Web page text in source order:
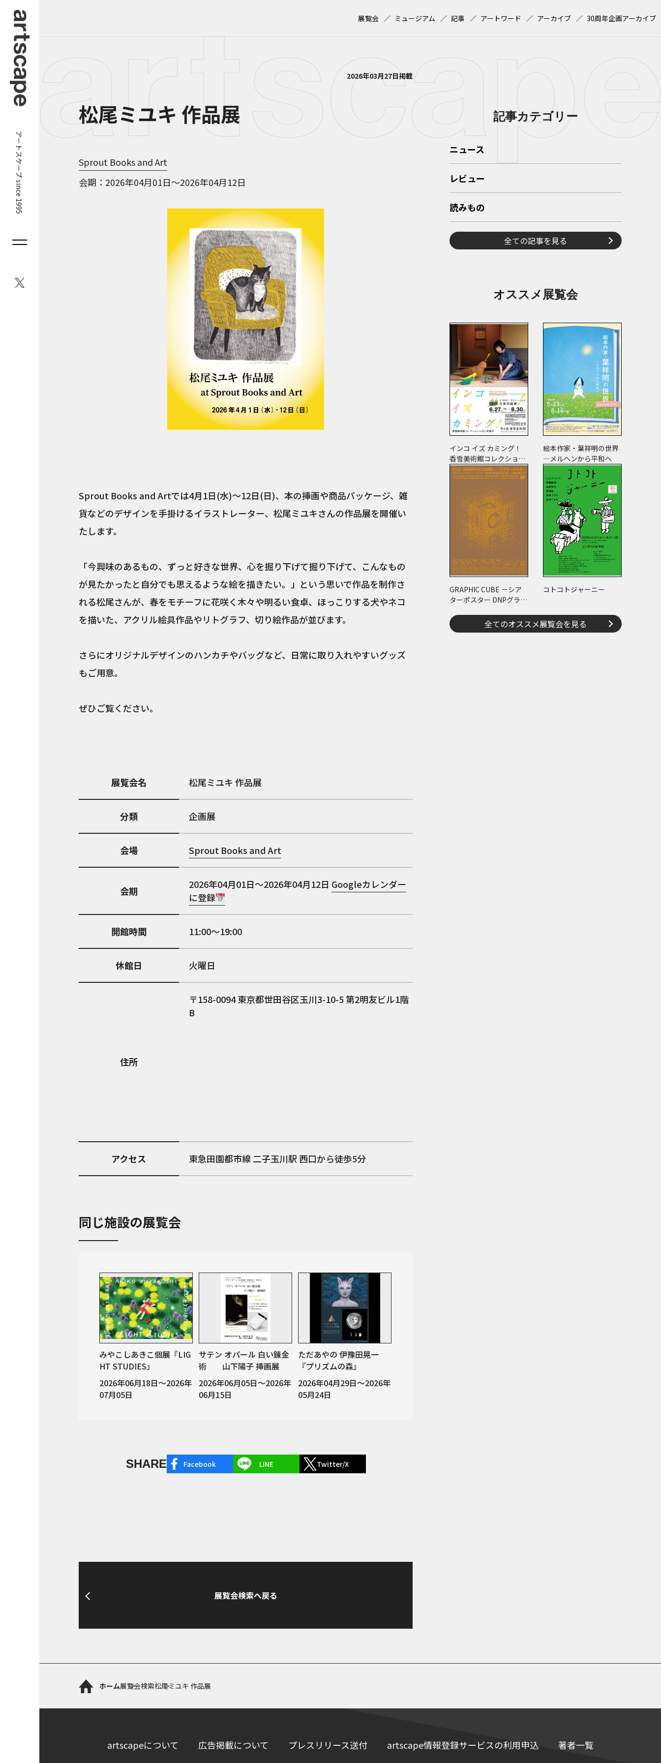
アートスケープ since 1995
展覧会 ミュージアム 記事 アートワード アーカイブ 30周年企画アーカイブ
2026年03月27日掲載
松尾ミユキ 作品展
Sprout Books and Art
会期
2026年04月01日～2026年04月12日
Sprout Books and Artでは4月1日(水)～12日(日)、本の挿画や商品パッケージ、雑
貨などのデザインを手掛けるイラストレーター、松尾ミユキさんの作品展を開催い
たします。
「今興味のあるもの、ずっと好きな世界、心を掘り下げて掘り下げて、こんなもの
が見たかったと自分でも思えるような絵を描きたい。」という思いで作品を制作さ
れる松尾さんが、春をモチーフに花咲く木々や明るい食卓、ほっこりする犬やネコ
を描いた、アクリル絵具作品やリトグラフ、切り絵作品が並びます。
さらにオリジナルデザインのハンカチやバッグなど、日常に取り入れやすいグッズ
もご用意。
ぜひご覧ください。
展覧会名 松尾ミユキ 作品展
分類 企画展
会場 Sprout Books and Art
会期
2026年04月01日～2026年04月12日 Googleカレンダー
に登録
開館時間 11:00～19:00
休館日 火曜日
住所
158-0094 東京都世田谷区玉川3-10-5 第2明友ビル1階
B
アクセス 東急田園都市線 二子玉川駅 西口から徒歩5分
同じ施設の展覧会
みやこしあきこ個展『LIG
HT STUDIES』
2026年06月18日～2026年
07月05日
サテン オパール 白い錬金
術 山下陽子 挿画展
2026年06月05日～2026年
06月15日
ただあやの 伊豫田晃一
『プリズムの森』
2026年04月29日～2026年
05月24日
SHARE Facebook LINE Twitter/X
展覧会検索へ戻る
記事カテゴリー
ニュース
レビュー
読みもの
全ての記事を見る
オススメ展覧会
インコ イズ カミング！
香雪美術館コレクション
×川上和歌子 ～ピコ＆
ピータといっしょに古美
術鑑賞～
絵本作家・葉祥明の世界
―メルヘンから平和へ
GRAPHIC CUBE －シア
ターポスター DNPグラフ
イブより
コトコトジャーニー
全てのオススメ展覧会を見る
ホーム展覧会検索松尾ミユキ 作品展
artscapeについて 広告掲載について プレスリリース送付 artscape情報登録サービスの利用申込 著者一覧